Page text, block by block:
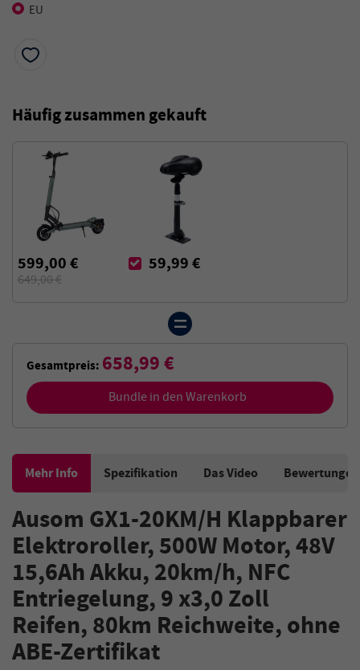
EU
Häufig zusammen gekauft
599,00 €
649,00 €
59,99 €
Gesamtpreis: 658,99 €
Bundle in den Warenkorb
Mehr Info Spezifikation Das Video Bewertungen
Ausom GX1-20KM/H Klappbarer
Elektroroller, 500W Motor, 48V
15,6Ah Akku, 20km/h, NFC
Entriegelung, 9 x3,0 Zoll
Reifen, 80km Reichweite, ohne
ABE-Zertifikat